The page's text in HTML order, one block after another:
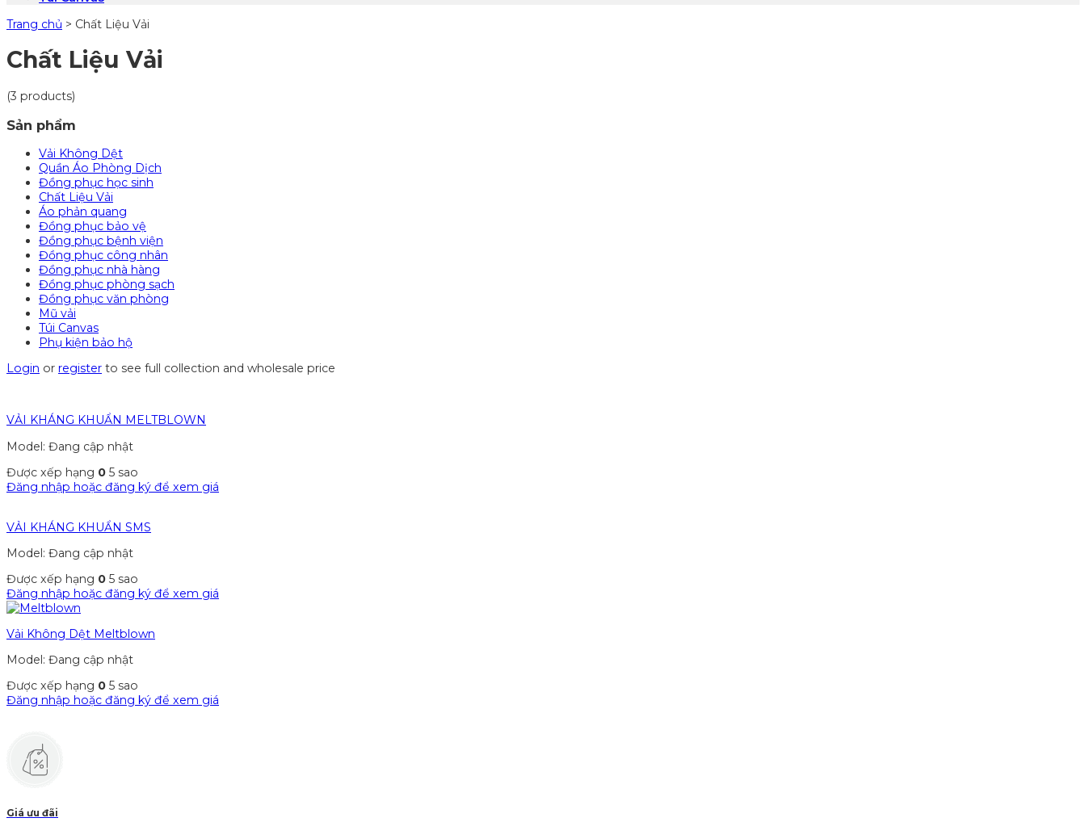
Trang chủ > Chất Liệu Vải
Chất Liệu Vải
(3 products)
Sản phẩm
Vải Không Dệt
Quần Áo Phòng Dịch
Đồng phục học sinh
Chất Liệu Vải
Áo phản quang
Đồng phục bảo vệ
Đồng phục bệnh viện
Đồng phục công nhân
Đồng phục nhà hàng
Đồng phục phòng sạch
Đồng phục văn phòng
Mũ vải
Túi Canvas
Phụ kiện bảo hộ
Login or register to see full collection and wholesale price
VẢI KHÁNG KHUẨN MELTBLOWN
Model: Đang cập nhật
Được xếp hạng 0 5 sao
Đăng nhập hoặc đăng ký để xem giá
VẢI KHÁNG KHUẨN SMS
Model: Đang cập nhật
Được xếp hạng 0 5 sao
Đăng nhập hoặc đăng ký để xem giá
Vải Không Dệt Meltblown
Model: Đang cập nhật
Được xếp hạng 0 5 sao
Đăng nhập hoặc đăng ký để xem giá
Giá ưu đãi